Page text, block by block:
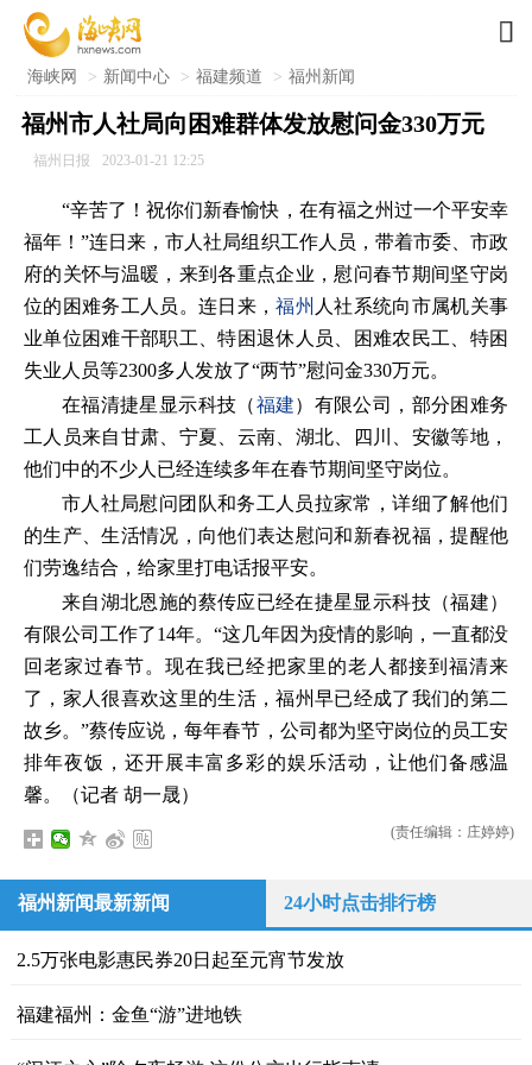

海峡网 > 新闻中心 > 福建频道 > 福州新闻
福州市人社局向困难群体发放慰问金330万元
福州日报 2023-01-21 12:25
“辛苦了！祝你们新春愉快，在有福之州过一个平安幸
福年！”连日来，市人社局组织工作人员，带着市委、市政
府的关怀与温暖，来到各重点企业，慰问春节期间坚守岗
位的困难务工人员。连日来，福州 人社系统向市属机关事
业单位困难干部职工、特困退休人员、困难农民工、特困
失业人员等2300多人发放了“两节”慰问金330万元。
在福清捷星显示科技（福建）有限公司，部分困难务
工人员来自甘肃、宁夏、云南、湖北、四川、安徽等地，
他们中的不少人已经连续多年在春节期间坚守岗位。
市人社局慰问团队和务工人员拉家常，详细了解他们
的生产、生活情况，向他们表达慰问和新春祝福，提醒他
们劳逸结合，给家里打电话报平安。
来自湖北恩施的蔡传应已经在捷星显示科技（福建）
有限公司工作了14年。“这几年因为疫情的影响，一直都没
回老家过春节。现在我已经把家里的老人都接到福清来
了，家人很喜欢这里的生活，福州早已经成了我们的第二
故乡。”蔡传应说，每年春节，公司都为坚守岗位的员工安
排年夜饭，还开展丰富多彩的娱乐活动，让他们备感温
馨。（记者 胡一晟）
(责任编辑：庄婷婷)
福州新闻最新新闻 24小时点击排行榜
2.5万张电影惠民券20日起至元宵节发放
福建福州：金鱼“游”进地铁